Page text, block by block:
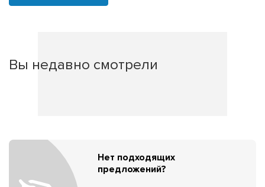
Вы недавно смотрели
Нет подходящих
предложений?